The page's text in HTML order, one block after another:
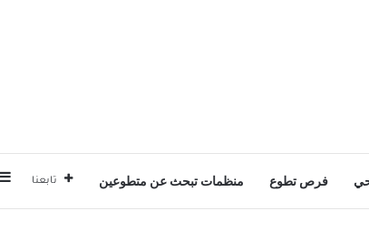
فرص تطوع منظمات تبحث عن متطوعين تابعنا